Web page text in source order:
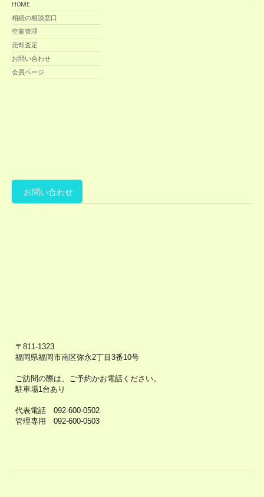
HOME
相続の相談窓口
空家管理
売却査定
お問い合わせ
会員ページ
ACCESS
〒811-1323
福岡県福岡市南区弥永2丁目3番10号
​ご訪問の際は、ご予約かお電話ください。
駐車場1台あり
代表電話 092-600-0502
​管理専用 092-600-0503
お問い合わせ